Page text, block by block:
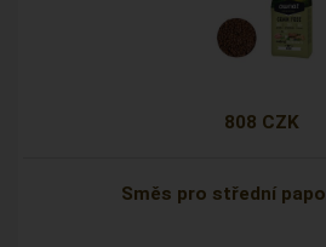
808 CZK
Směs pro střední